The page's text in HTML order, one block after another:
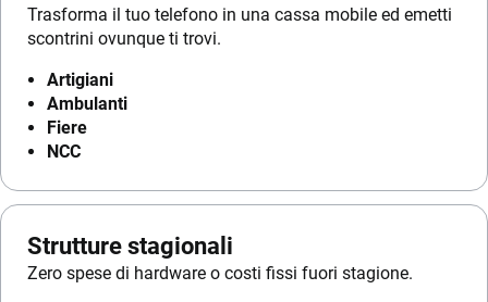
Trasforma il tuo telefono in una cassa mobile ed emetti
scontrini ovunque ti trovi.
Artigiani
Ambulanti
Fiere
NCC
Strutture stagionali
Zero spese di hardware o costi fissi fuori stagione.